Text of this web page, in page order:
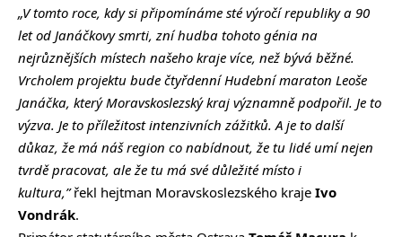
„V tomto roce, kdy si připomínáme sté výročí republiky a 90
let od Janáčkovy smrti, zní hudba tohoto génia na
nejrůznějších místech našeho kraje více, než bývá běžné.
Vrcholem projektu bude čtyřdenní Hudební maraton Leoše
Janáčka, který Moravskoslezský kraj významně podpořil. Je to
výzva. Je to příležitost intenzivních zážitků. A je to další
důkaz, že má náš region co nabídnout, že tu lidé umí nejen
tvrdě pracovat, ale že tu má své důležité místo i
kultura,”řekl hejtman Moravskoslezského kraje Ivo
Vondrák.